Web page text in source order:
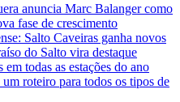
anuncia Marc Balanger como
fase de crescimento
Salto Caveiras ganha novos
do Salto vira destaque
todas as estações do ano
roteiro para todos os tipos de